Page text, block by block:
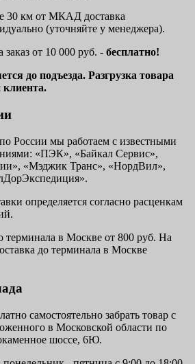
30 км от МКАД доставка
(уточняйте у менеджера).
от 10 000 руб. - бесплатно!
до подъезда. Разгрузка товара
клиента.
России мы работаем с известными
«ПЭК», «Байкал Сервис»,
«Мэджик Транс», «НордВил»,
определяется согласно расценкам
терминала в Москве от 800 руб. На
до терминала в Москве
самостоятельно забрать товар с
в Московской области по
шоссе, 6Ю.